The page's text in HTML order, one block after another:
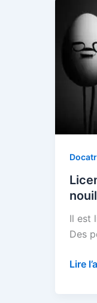
Il est
Des
Lire